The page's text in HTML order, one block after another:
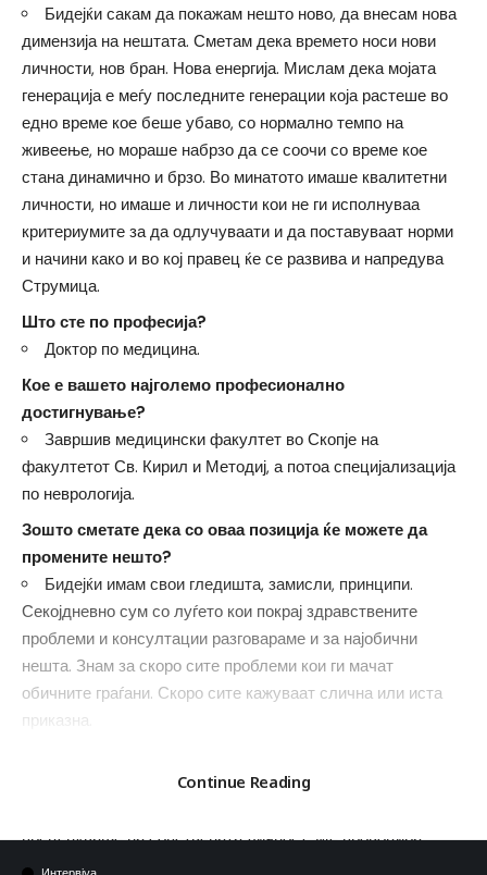
Бидејќи сакам да покажам нешто ново, да внесам нова
димензија на нештата. Сметам дека времето носи нови
личности, нов бран. Нова енергија. Мислам дека мојата
генерација е меѓу последните генерации која растеше во
едно време кое беше убаво, со нормално темпо на
живеење, но мораше набрзо да се соочи со време кое
стана динамично и брзо. Во минатото имаше квалитетни
личности, но имаше и личности кои не ги исполнуваа
критериумите за да одлучуваати и да поставуваат норми
и начини како и во кој правец ќе се развива и напредува
Струмица.
Што сте по професија?
Доктор по медицина.
Кое е вашето најголемо професионално
достигнување?
Завршив медицински факултет во Скопје на
факултетот Св. Кирил и Методиј, а потоа специјализација
по неврологија.
Зошто сметате дека со оваа позиција ќе можете да
промените нешто?
Бидејќи имам свои гледишта, замисли, принципи.
Секојдневно сум со луѓето кои покрај здравствените
проблеми и консултации разговараме и за најобични
нешта. Знам за скоро сите проблеми кои ги мачат
обичните граѓани. Скоро сите кажуваат слична или иста
приказна.
преценување на сопствената личност. Ме провоцира
недостапноста на одредени функционери и луѓе на
Continue Reading